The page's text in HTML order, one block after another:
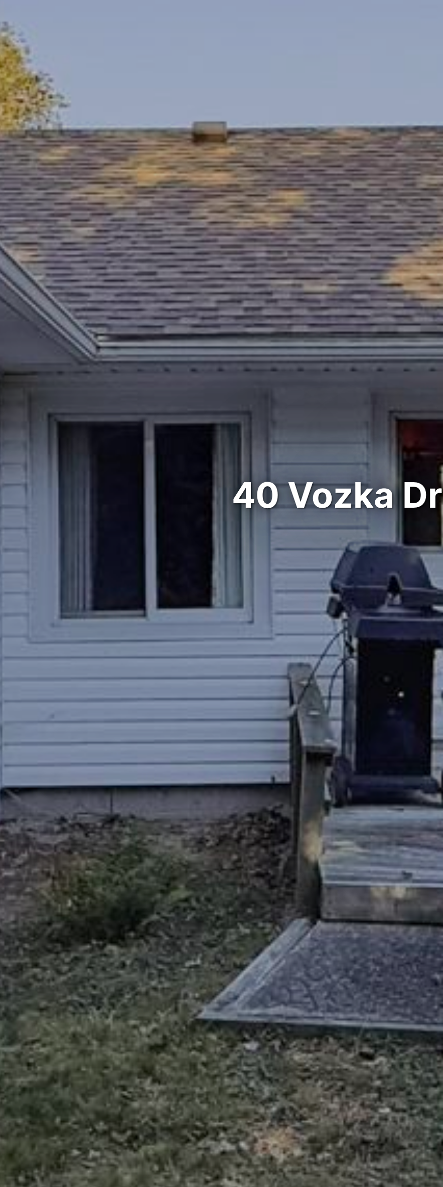
40 Vozka Dr